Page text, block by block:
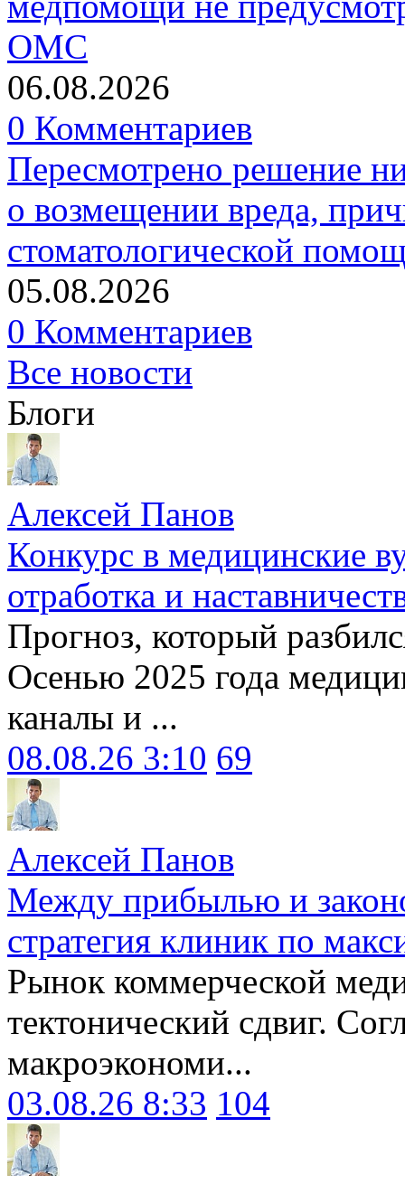
ОМС
06.08.2026
0 Комментариев
Пересмотрено решение
о возмещении вреда,
стоматологической
05.08.2026
0 Комментариев
Все новости
Блоги
Алексей Панов
Конкурс в медицинские
отработка и
Прогноз, который
Осенью 2025 года
каналы и ...
08.08.26 3:10 69
Алексей Панов
Между прибылью и
стратегия клиник по
Рынок коммерческой
тектонический сдвиг.
макроэкономи...
03.08.26 8:33 104